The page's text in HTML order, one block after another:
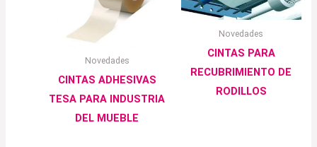
Novedades
CINTAS ADHESIVAS
TESA PARA INDUSTRIA
DEL MUEBLE
Novedades
CINTAS PARA
RECUBRIMIENTO DE
RODILLOS